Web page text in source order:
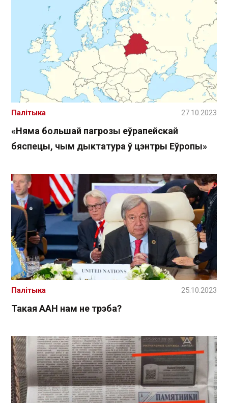
«Няма большай пагрозы еўрапейскай
бяспецы, чым дыктатура ў цэнтры Еўропы»
Палітыка 27.10.2023
Такая ААН нам не трэба?
Палітыка 25.10.2023